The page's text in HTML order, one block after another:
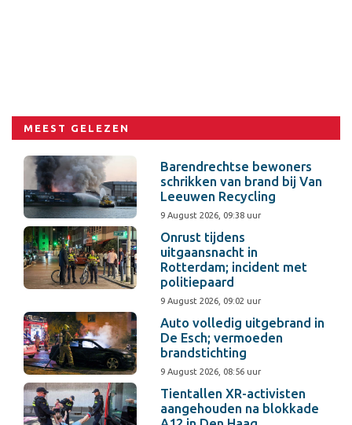
MEEST GELEZEN
Barendrechtse bewoners
schrikken van brand bij Van
Leeuwen Recycling
9 August 2026, 09:38 uur
Onrust tijdens
uitgaansnacht in
Rotterdam; incident met
politiepaard
9 August 2026, 09:02 uur
Auto volledig uitgebrand in
De Esch; vermoeden
brandstichting
9 August 2026, 08:56 uur
Tientallen XR-activisten
aangehouden na blokkade